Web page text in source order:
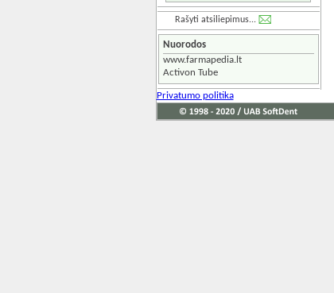
Rašyti atsiliepimus...
Nuorodos
www.farmapedia.lt
Activon Tube
Privatumo politika